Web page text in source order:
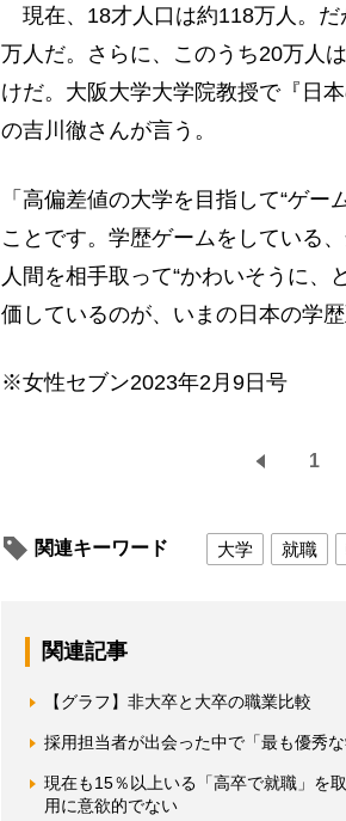
現在、18才人口は約118万人。
万人だ。さらに、このうち20万人
けだ。大阪大学大学院教授で『日
の吉川徹さんが言う。
「高偏差値の大学を目指して“ゲ
ことです。学歴ゲームをしている
人間を相手取って“かわいそうに、
価しているのが、いまの日本の学歴
※女性セブン2023年2月9日号
1
関連キーワード 大学 就職
関連記事
【グラフ】非大卒と大卒の職業比較
採用担当者が出会った中で「最も優秀
現在も15％以上いる「高卒で就職」を
用に意欲的でない